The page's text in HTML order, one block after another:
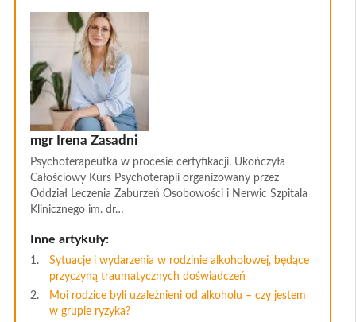
mgr Irena Zasadni
Psychoterapeutka w procesie certyfikacji. Ukończyła
Całościowy Kurs Psychoterapii organizowany przez
Oddział Leczenia Zaburzeń Osobowości i Nerwic Szpitala
Klinicznego im. dr…
Inne artykuły:
Sytuacje i wydarzenia w rodzinie alkoholowej, będące
przyczyną traumatycznych doświadczeń
Moi rodzice byli uzależnieni od alkoholu – czy jestem
w grupie ryzyka?